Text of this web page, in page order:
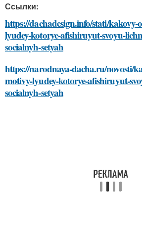
Ссылки:
https://dachadesign.info/stati/kakovy-
lyudey-kotorye-afishiruyut-svoyu-
socialnyh-setyah
https://narodnaya-dacha.ru/novosti/
motivy-lyudey-kotorye-afishiruyut-
socialnyh-setyah